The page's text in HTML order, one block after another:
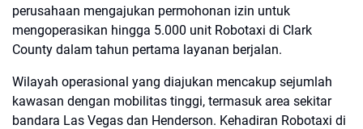
perusahaan mengajukan permohonan izin untuk
mengoperasikan hingga 5.000 unit Robotaxi di Clark
County dalam tahun pertama layanan berjalan.
Wilayah operasional yang diajukan mencakup sejumlah
kawasan dengan mobilitas tinggi, termasuk area sekitar
bandara Las Vegas dan Henderson. Kehadiran Robotaxi di